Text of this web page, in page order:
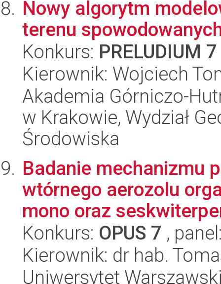
Nowy algorytm
terenu
Konkurs: PRELUDIUM 7
Kierownik: Wojciech
Akademia Górniczo-
w Krakowie, Wydział
Środowiska
Badanie mechanizmu
wtórnego aerozolu
mono oraz
Konkurs: OPUS 7 ,
Kierownik: dr hab.
Uniwersytet